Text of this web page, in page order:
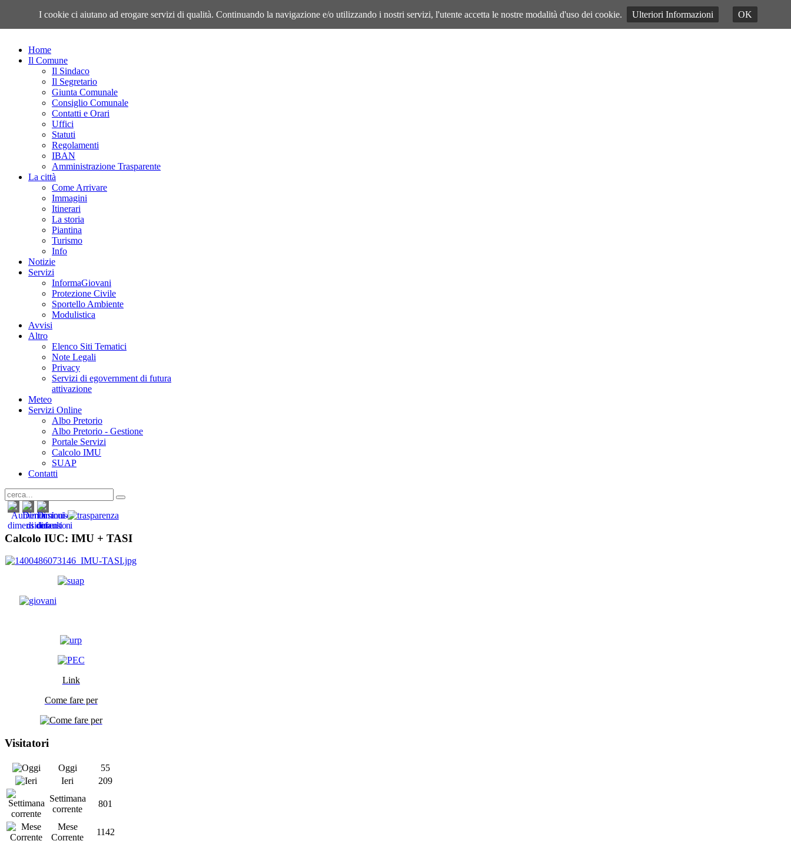
Venerdì, 07 Agosto 2026
Home
Il Comune
Il Sindaco
Il Segretario
Giunta Comunale
Consiglio Comunale
Contatti e Orari
Uffici
Statuti
Regolamenti
IBAN
Amministrazione Trasparente
La città
Come Arrivare
Immagini
Itinerari
La storia
Piantina
Turismo
Info
Notizie
Servizi
InformaGiovani
Protezione Civile
Sportello Ambiente
Modulistica
Avvisi
Altro
Elenco Siti Tematici
Note Legali
Privacy
Servizi di egovernment di futura
attivazione
Meteo
Servizi Online
Albo Pretorio
Albo Pretorio - Gestione
Portale Servizi
Calcolo IMU
SUAP
Contatti
Calcolo IUC: IMU + TASI
Link
Come fare per
Visitatori
Oggi
55
Ieri
209
Settimana
corrente
801
Mese
Corrente
1142
I cookie ci aiutano ad erogare servizi di qualità. Continuando la navigazione e/o utilizzando i nostri servizi, l'utente accetta le nostre modalità d'uso dei cookie. Ulteriori Informazioni OK